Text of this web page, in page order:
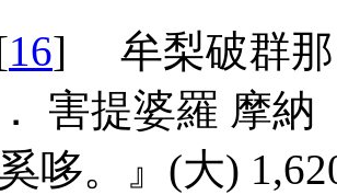
16] 牟梨破群
害提婆羅 摩
哆。』(大)